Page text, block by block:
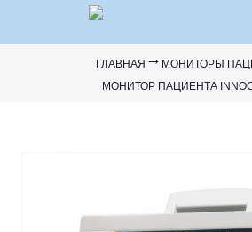
Перейти к основному содержанию
Вы здесьГЛАВНАЯ → МОНИТОРЫ
МОНИТОР ПАЦИЕНТА